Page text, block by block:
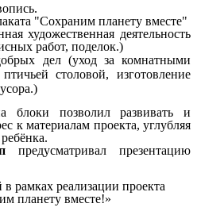
"Сохраним планету вместе"
художественная деятельность
работ, поделок.)
дел (уход за комнатными
столовой, изготовление
блоки позволил развивать и
к материалам проекта, углубляя
предусматривал презентацию
рамках реализации проекта
планету вместе!»